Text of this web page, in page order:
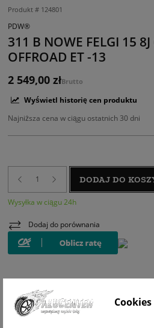
Produkt # 124801
PDW®
311 B NOWE FELGI 15
OFFROAD ET -13
2 549,00 złBrutto
Wyświetl historię cen produktu
Najniższa cena w ciągu ostatnich 30 dni
DODAJ DO
Wysyłka w ciągu 24h
Dodaj do porównania
WIZUALIZACJA NA
Cookies